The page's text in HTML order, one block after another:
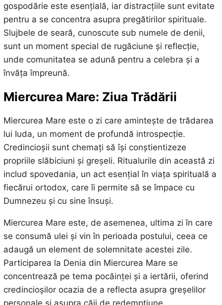
gospodărie este esențială, iar distracțiile sunt evitate
pentru a se concentra asupra pregătirilor spirituale.
Slujbele de seară, cunoscute sub numele de denii,
sunt un moment special de rugăciune și reflecție,
unde comunitatea se adună pentru a celebra și a
învăța împreună.
Miercurea Mare: Ziua Trădării
Miercurea Mare este o zi care amintește de trădarea
lui Iuda, un moment de profundă introspecție.
Credincioșii sunt chemați să își conștientizeze
propriile slăbiciuni și greșeli. Ritualurile din această zi
includ spovedania, un act esențial în viața spirituală a
fiecărui ortodox, care îi permite să se împace cu
Dumnezeu și cu sine însuși.
Miercurea Mare este, de asemenea, ultima zi în care
se consumă ulei și vin în perioada postului, ceea ce
adaugă un element de solemnitate acestei zile.
Participarea la Denia din Miercurea Mare se
concentrează pe tema pocăinței și a iertării, oferind
credincioșilor ocazia de a reflecta asupra greșelilor